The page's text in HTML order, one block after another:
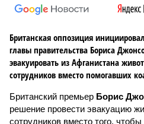
Британская оппозиция
главы правительства Бориса
эвакуировать из Афганистана
сотрудников вместо помогавших
Британский премьер Борис
решение провести эвакуацию
сотрудников вместо того,